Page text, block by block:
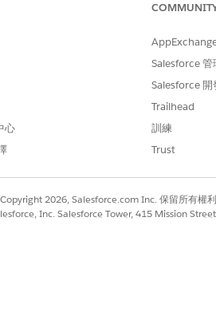
應用程式,然後以排程的間隔更
您的 Salesforce CMDB 和 Service
路存取的分行辦公室伺服器和員工
更新。接著會將更新的資產資訊傳送
新狀態。
心
Salesforce 管
Salesforce 開
Trailhead
訓練
Trust
2026, Salesforce.com Inc. 保留所有權
Inc. Salesforce Tower, 415 Mission